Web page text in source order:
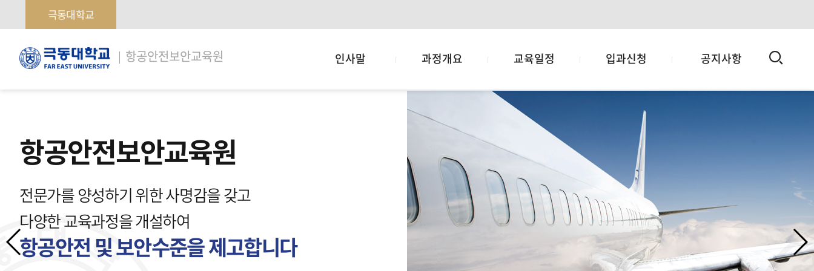
극동대학교
극
동
항공안전보안교육원 인사말 과정개요 교육일정 입과신청 공지사항 검
항공안전보안교육원
전문가를 양성하기 위한 사명감을 갖고
다양한 교육과정을 개설하여
항공안전 및 보안수준을 제고합니다